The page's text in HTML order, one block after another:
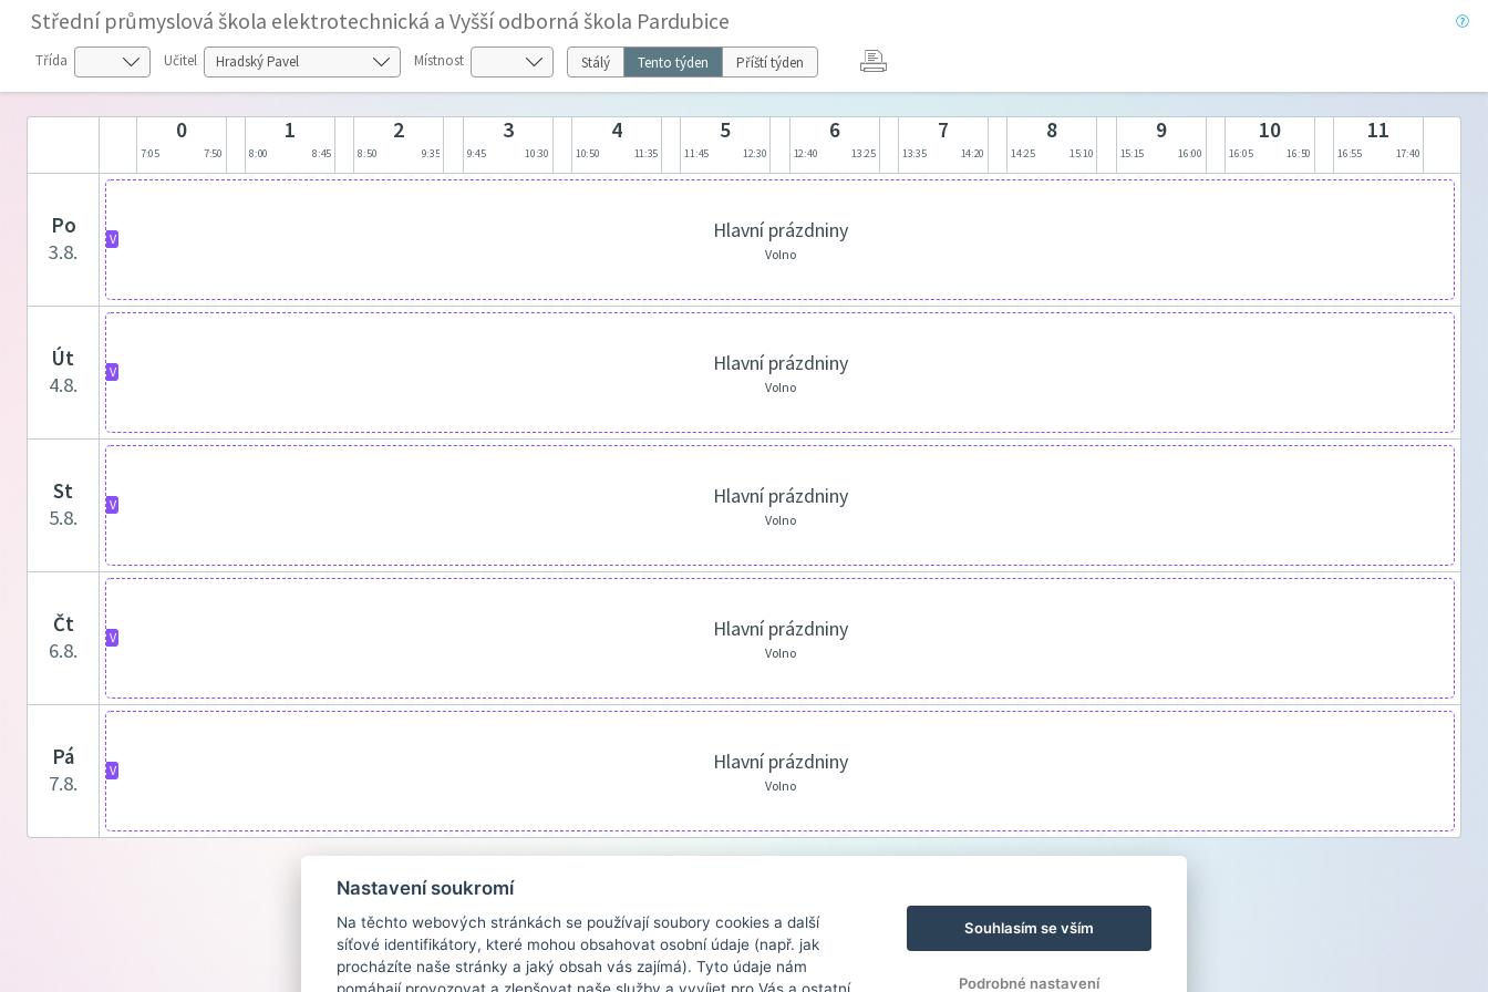
Střední průmyslová škola elektrotechnická a Vyšší odborná škola Pardubice
Třída Učitel Místnost Stálý Tento týden Příští týden
0
7:05 7:50
1
8:00 8:45
2
8:50 9:35
3
9:45 10:30
4
10:50 11:35
5
11:45 12:30
6
12:40 13:25
7
13:35 14:20
8
14:25 15:10
9
15:15 16:00
10
16:05 16:50
11
16:55 17:40
po
3.8.
V Hlavní prázdniny
Volno
út
4.8.
V Hlavní prázdniny
Volno
st
5.8.
V Hlavní prázdniny
Volno
čt
6.8.
V Hlavní prázdniny
Volno
pá
7.8.
V Hlavní prázdniny
Volno
Nastavení soukromí
Na těchto webových stránkách se používají soubory cookies a další
síťové identifikátory, které mohou obsahovat osobní údaje (např. jak
procházíte naše stránky a jaký obsah vás zajímá). Tyto údaje nám
Souhlasím se vším
Podrobné nastavení